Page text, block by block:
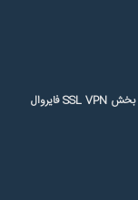
آسیب پذیری جدیدی (CVE-2023-22640) در بخش SSL VPN فایروال